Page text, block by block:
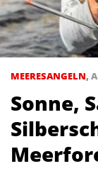
MEERESANGELN,
Sonne,